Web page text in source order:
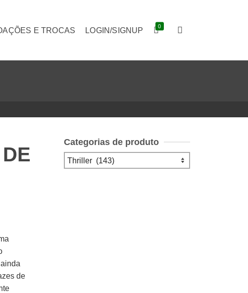
E TROCAS LOGIN/SIGNUP 0
de
Categorias de produto